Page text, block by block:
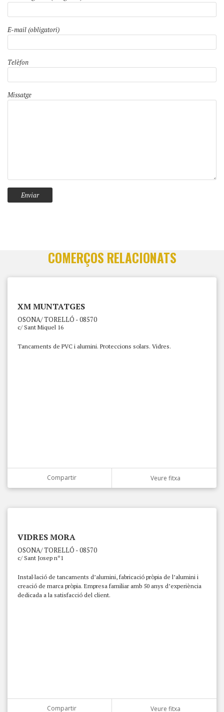
E-mail (obligatori)
Telèfon
Missatge
COMERÇOS RELACIONATS
XM MUNTATGES
OSONA/ TORELLÓ - 08570
c/ Sant Miquel 16
Tancaments de PVC i alumini. Proteccions solars. Vidres.
Compartir Veure fitxa
VIDRES MORA
OSONA/ TORELLÓ - 08570
c/ Sant Josep nº1
Instal·lació de tancaments d’alumini, fabricació pròpia de l’alumini i
creació de marca pròpia. Empresa familiar amb 50 anys d’experiència
dedicada a la satisfacció del client.
Compartir Veure fitxa